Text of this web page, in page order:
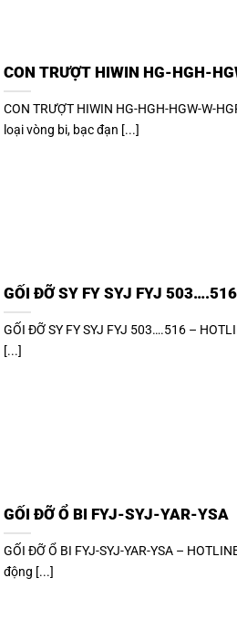
CON TRƯỢT HIWIN HG-HGH-
CON TRƯỢT HIWIN HG-HGH-HGW-W-
loại vòng bi, bạc đạn [...]
GỐI ĐỠ SY FY SYJ FYJ 503….516
GỐI ĐỠ SY FY SYJ FYJ 503….516 –
[...]
GỐI ĐỠ Ổ BI FYJ-SYJ-YAR-YSA
GỐI ĐỠ Ổ BI FYJ-SYJ-YAR-YSA –
động [...]